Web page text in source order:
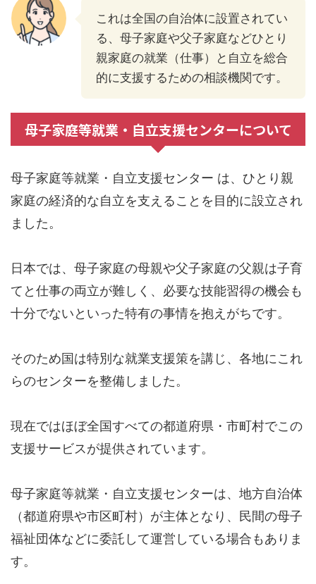
これは全国の自治体に設置されてい
る、母子家庭や父子家庭などひとり
親家庭の就業（仕事）と自立を総合
的に支援するための相談機関です。
母子家庭等就業・自立支援センターについて
母子家庭等就業・自立支援センター は、ひとり親
家庭の経済的な自立を支えることを目的に設立され
ました。
日本では、母子家庭の母親や父子家庭の父親は子育
てと仕事の両立が難しく、必要な技能習得の機会も
十分でないといった特有の事情を抱えがちです。
そのため国は特別な就業支援策を講じ、各地にこれ
らのセンターを整備しました。
現在ではほぼ全国すべての都道府県・市町村でこの
支援サービスが提供されています。
母子家庭等就業・自立支援センターは、地方自治体
（都道府県や市区町村）が主体となり、民間の母子
福祉団体などに委託して運営している場合もありま
す。